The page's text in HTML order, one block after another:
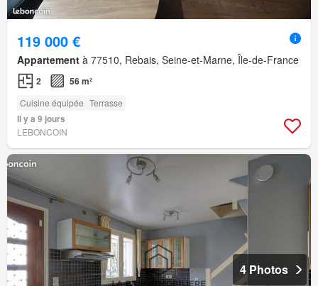
119 000 €
Appartement à 77510, Rebais, Seine-et-Marne, Île-de-France
2 56 m²
Cuisine équipée Terrasse
Il y a 9 jours
LEBONCOIN
4 Photos